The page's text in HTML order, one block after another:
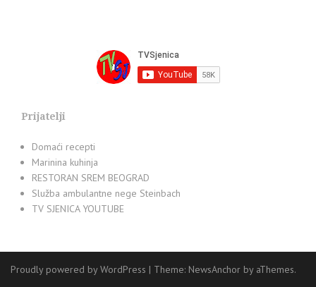
Prijatelji
Domaći recepti
Marinina kuhinja
RESTORAN SREM BEOGRAD
Služba ambulantne nege Steinbach
TV SJENICA YOUTUBE
Proudly powered by WordPress | Theme: NewsAnchor by aThemes.